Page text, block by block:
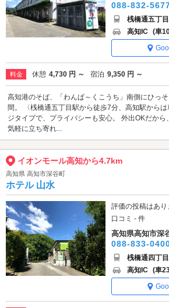
088-832-
桟橋通五丁
高知IC (車
料金 休憩 4,730 円 ～ 宿泊 9,350 円 ～
高知港のそば、「わんぱ～くこうち」南側にひっ
間。 〈桟橋通五丁目駅から徒歩7分、高知駅から
ジタイプで、プライバシーも安心。 外出OKだから
気軽に立ち寄れ...
イオンモール高知から4.7km
高知県 高知市深谷町
ホテル 山水
評価の投稿はあり
口コミ - 件
高知県高知市深
088-833-
桟橋通四丁
高知IC (車